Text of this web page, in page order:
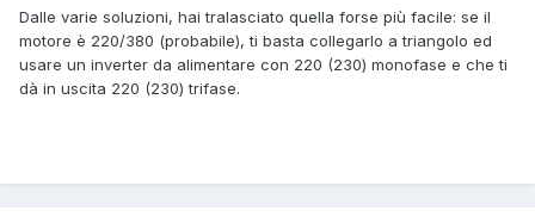
Dalle varie soluzioni, hai tralasciato quella forse più facile: se il
motore è 220/380 (probabile), ti basta collegarlo a triangolo ed
usare un inverter da alimentare con 220 (230) monofase e che ti
dà in uscita 220 (230) trifase.